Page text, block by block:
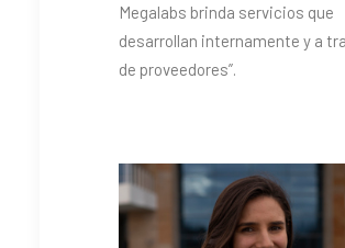
Megalabs brinda servicios que
desarrollan internamente y a
de proveedores”.